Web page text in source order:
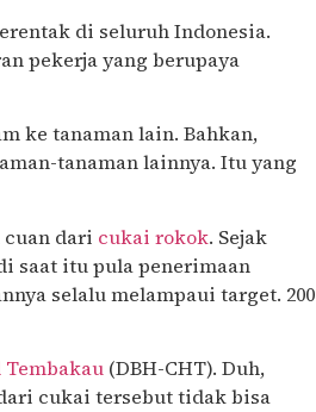
di seluruh Indonesia.
pekerja yang berupaya
ke tanaman lain. Bahkan,
tanaman lainnya. Itu yang
dari cukai rokok. Sejak
saat itu pula penerimaan
selalu melampaui target. 200
(DBH-CHT). Duh,
cukai tersebut tidak bisa